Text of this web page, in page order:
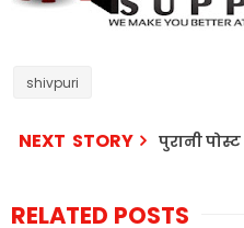
shivpuri
NEXT STORY पुरानी पोस्ट
RELATED POSTS